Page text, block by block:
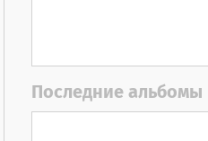
05.08.2026
Последние альбомы